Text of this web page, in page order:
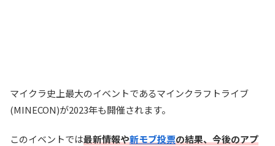
マイクラ史上最大のイベントであるマインクラフトライブ
(MINECON)が2023年も開催されます。
このイベントでは最新情報や新モブ投票の結果、今後のアプ